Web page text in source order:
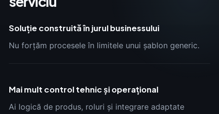
Soluție construită în jurul businessului
Nu forțăm procesele în limitele unui șablon generic.
Mai mult control tehnic și operațional
Ai logică de produs, roluri și integrare adaptate